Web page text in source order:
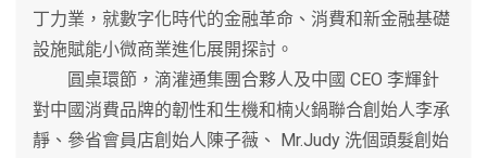
丁力業，就數字化時代的金融革命、消費和新金融基礎
設施賦能小微商業進化展開探討。
圓桌環節，滴灌通集團合夥人及中國 CEO 李輝針
對中國消費品牌的韌性和生機和楠火鍋聯合創始人李承
靜、參省會員店創始人陳子薇、 Mr.Judy 洗個頭髮創始